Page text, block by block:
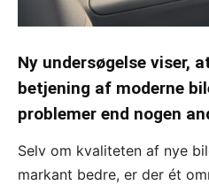
Ny undersøgelse viser,
betjening af moderne
problemer end nogen
Selv om kvaliteten af nye
markant bedre, er der ét